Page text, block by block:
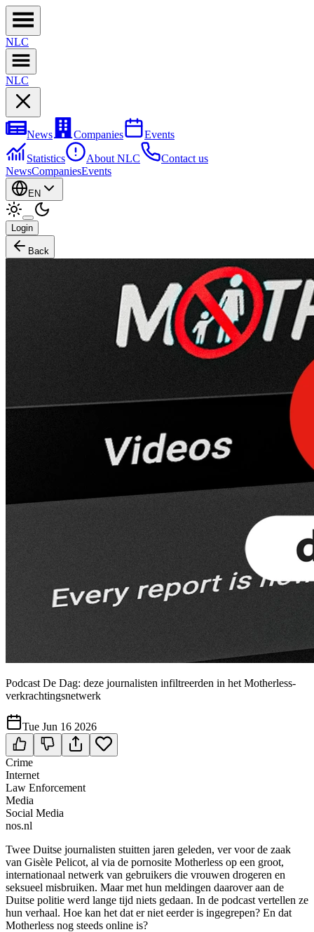
NLC
NLC
News Companies
Events
Statistics
About NLC
Contact us
NewsCompaniesEvents
EN
Login
Back
Podcast De Dag: deze journalisten infiltreerden in het Motherless-
verkrachtingsnetwerk
Tue Jun 16 2026
Crime
Internet
Law Enforcement
Media
Social Media
nos.nl
Twee Duitse journalisten stuitten jaren geleden, ver voor de zaak
van Gisèle Pelicot, al via de pornosite Motherless op een groot,
internationaal netwerk van gebruikers die vrouwen drogeren en
seksueel misbruiken. Maar met hun meldingen daarover aan de
Duitse politie werd lange tijd niets gedaan. In de podcast vertellen ze
hun verhaal. Hoe kan het dat er niet eerder is ingegrepen? En dat
Motherless nog steeds online is?